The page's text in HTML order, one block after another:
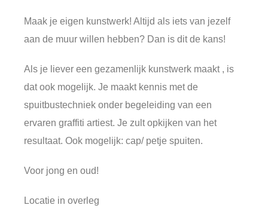
Maak je eigen kunstwerk! Altijd als iets van jezelf
aan de muur willen hebben? Dan is dit de kans!
Als je liever een gezamenlijk kunstwerk maakt , is
dat ook mogelijk. Je maakt kennis met de
spuitbustechniek onder begeleiding van een
ervaren graffiti artiest. Je zult opkijken van het
resultaat. Ook mogelijk: cap/ petje spuiten.
Voor jong en oud!
Locatie in overleg